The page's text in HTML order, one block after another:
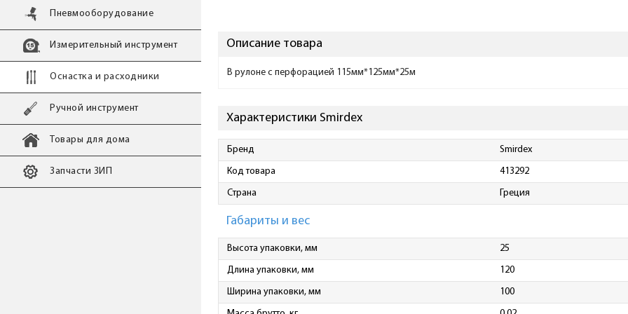
Пневмооборудование
Измерительный инструмент
Оснастка и расходники
Ручной инструмент
Товары для дома
Запчасти ЗИП
Описание товара
В рулоне с перфорацией 115мм*125мм*25м
Характеристики Smirdex
Бренд Smirdex
Код товара 413292
Страна Греция
Габариты и вес
Высота упаковки, мм 25
Длина упаковки, мм 120
Ширина упаковки, мм 100